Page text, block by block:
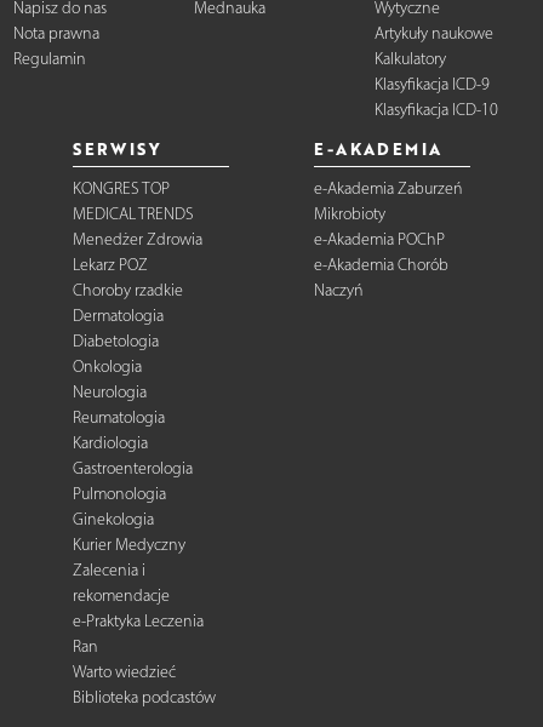
Napisz do nas
Nota prawna
Regulamin
Mednauka
Wytyczne
Artykuły naukowe
Kalkulatory
Klasyfikacja ICD-9
Klasyfikacja ICD-10
SERWISY
KONGRES TOP
MEDICAL TRENDS
Menedżer Zdrowia
Lekarz POZ
Choroby rzadkie
Dermatologia
Diabetologia
Onkologia
Neurologia
Reumatologia
Kardiologia
Gastroenterologia
Pulmonologia
Ginekologia
Kurier Medyczny
Zalecenia i
rekomendacje
e-Praktyka Leczenia
Ran
Warto wiedzieć
Biblioteka podcastów
E-AKADEMIA
e-Akademia Zaburzeń
Mikrobioty
e-Akademia POChP
e-Akademia Chorób
Naczyń